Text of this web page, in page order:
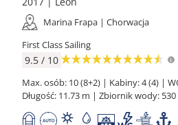
Marina Frapa | Chorwacja
First Class Sailing
9.5 / 10
Max. osób: 10 (8+2) | Kabiny: 4 (4) |
Długość: 11.73 m | Zbiornik wody: 530